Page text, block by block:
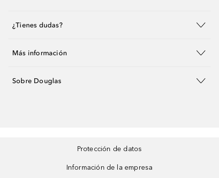
¿Tienes dudas?
Más información
Sobre Douglas
Protección de datos
Información de la empresa